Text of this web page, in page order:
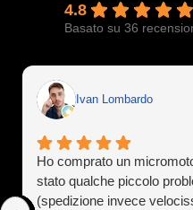
4.8
Basato su 36
Ivan Lombardo
Ho comprato un
stato qualche piccolo
(spedizione invece